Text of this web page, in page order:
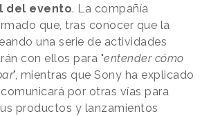
del evento. La compañía
que, tras conocer que la
una serie de actividades
con ellos para "entender cómo
", mientras que Sony ha explicado
por otras vías para
productos y lanzamientos